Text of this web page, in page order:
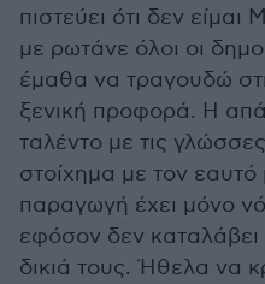
πιστεύει ότι δεν
με ρωτάνε όλοι οι
έμαθα να τραγουδώ
ξενική προφορά. Η
ταλέντο με τις
στοίχημα με τον
παραγωγή έχει μόνο
εφόσον δεν καταλάβει
δικιά τους. Ήθελα να